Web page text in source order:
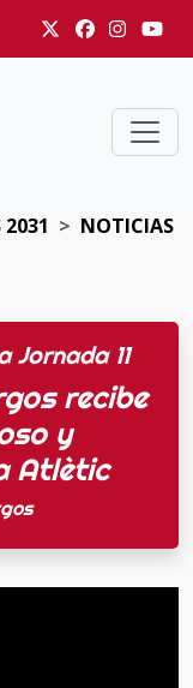
2031 NOTICIAS
11
recibe
y
Atlètic